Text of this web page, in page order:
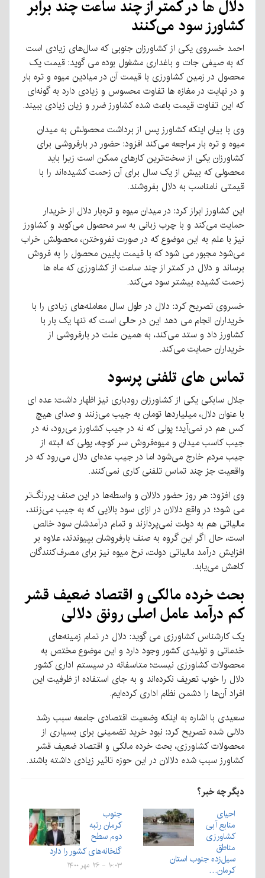
دلال ها در کمتر از چند ساعت چند برابر
کشاورز سود می‌کنند
احمد خسروی یکی از کشاورزان جنوبی که سال‌های زیادی است
که به صیفی جات و باغداری مشغول بوده می گوید: قیمت یک
محصول در زمین کشاورزی با قیمت آن در میادین میوه و تره بار
و در نهایت در مغازه ها تفاوت محسوس و زیادی دارد به گونه‌ای
که این تفاوت قیمت باعث شده کشاورز ضرر و زیان زیادی ببیند.
وی با بیان اینکه کشاورز پس از برداشت محصولش به میدان
میوه و تره بار مراجعه می‌کند افزود: حضور در بارفروشی برای
کشاورزان یکی از سخت‌ترین کارهای ممکن است زیرا باید
محصولی که بیش از یک سال برای آن زحمت کشیده‌اند را با
قیمتی نامناسب به دلال بفروشند.
این کشاورز ابراز کرد: در میدان میوه و تره‌بار دلال از خریدار
حمایت می‌کند و با چرب زبانی به سر محصول می‌کوبد و کشاورز
نیز با علم به این موضوع که در صورت نفروختن، محصولش خراب
می‌شود مجبور می شود که با قیمت پایین محصول را به فروش
برساند و دلال در کمتر از چند ساعت از کشاورزی که ماه ها
زحمت کشیده بیشتر سود می‌کند.
خسروی تصریح کرد: دلال در طول سال معامله‌های زیادی را با
خریداران انجام می دهد این در حالی است که تنها یک بار با
کشاورز داد و ستد می‌کند، به همین علت در بارفروشی از
خریداران حمایت می‌کند.
تماس های تلفنی پرسود
جلال سابکی یکی از کشاورزان رودباری نیز اظهار داشت: عده ای
با عنوان دلال، میلیاردها تومان به جیب می‌زنند و صدای هیچ
کس هم در نمی‌آید؛ پولی که نه در جیب کشاورز می‌رود، نه در
جیب کاسب میدان و میوه‌فروش سر کوچه، پولی که البته از
جیب مردم خارج می‌شود اما در جیب عده‌ای دلال می‌رود که در
واقعیت جز چند تماس تلفنی کاری نمی‌کنند.
وی افزود: هر روز حضور دلالان و واسطه‌ها در این صنف پررنگ‌تر
می شود؛ در واقع دلالان در ازای سود بالایی که به جیب می‌زنند،
مالیاتی هم به دولت نمی‌پردازند و تمام درآمدشان سود خالص
است، حال اگر این گروه به صنف بارفروشان بپیوندند، علاوه بر
افزایش درآمد مالیاتی دولت، نرخ میوه نیز برای مصرف‌کنندگان
کاهش می‌یابد.
بحث خرده مالکی و اقتصاد ضعیف قشر
کم درآمد عامل اصلی رونق دلالی
یک کارشناس کشاورزی می گوید: دلال در تمام زمینه‌های
خدماتی و تولیدی کشور وجود دارد و این موضوع مختص به
محصولات کشاورزی نیست؛ متاسفانه در سیستم اداری کشور
دلال را خوب تعریف نکرده‌اند و به جای استفاده از ظرفیت این
افراد آن‌ها را دشمن نظام اداری کرده‌ایم.
سعیدی با اشاره به اینکه وضعیت اقتصادی جامعه سبب رشد
دلالی شده تصریح کرد: نبود خرید تضمینی برای بسیاری از
محصولات کشاورزی، بحث خرده مالکی و اقتصاد ضعیف قشر
کشاورز سبب شده دلالان در این حوزه تاثیر زیادی داشته باشند.
دیگر چه خبر؟
احیای
منابع آبی
کشاورزی
مناطق
سیل‌زده جنوب استان
کرمان…
جنوب
کرمان رتبه
دوم سطح
گلخانه‌های کشور را دارد
۱۰:۰۳ - ۲۶ مهر ۱۴۰۰